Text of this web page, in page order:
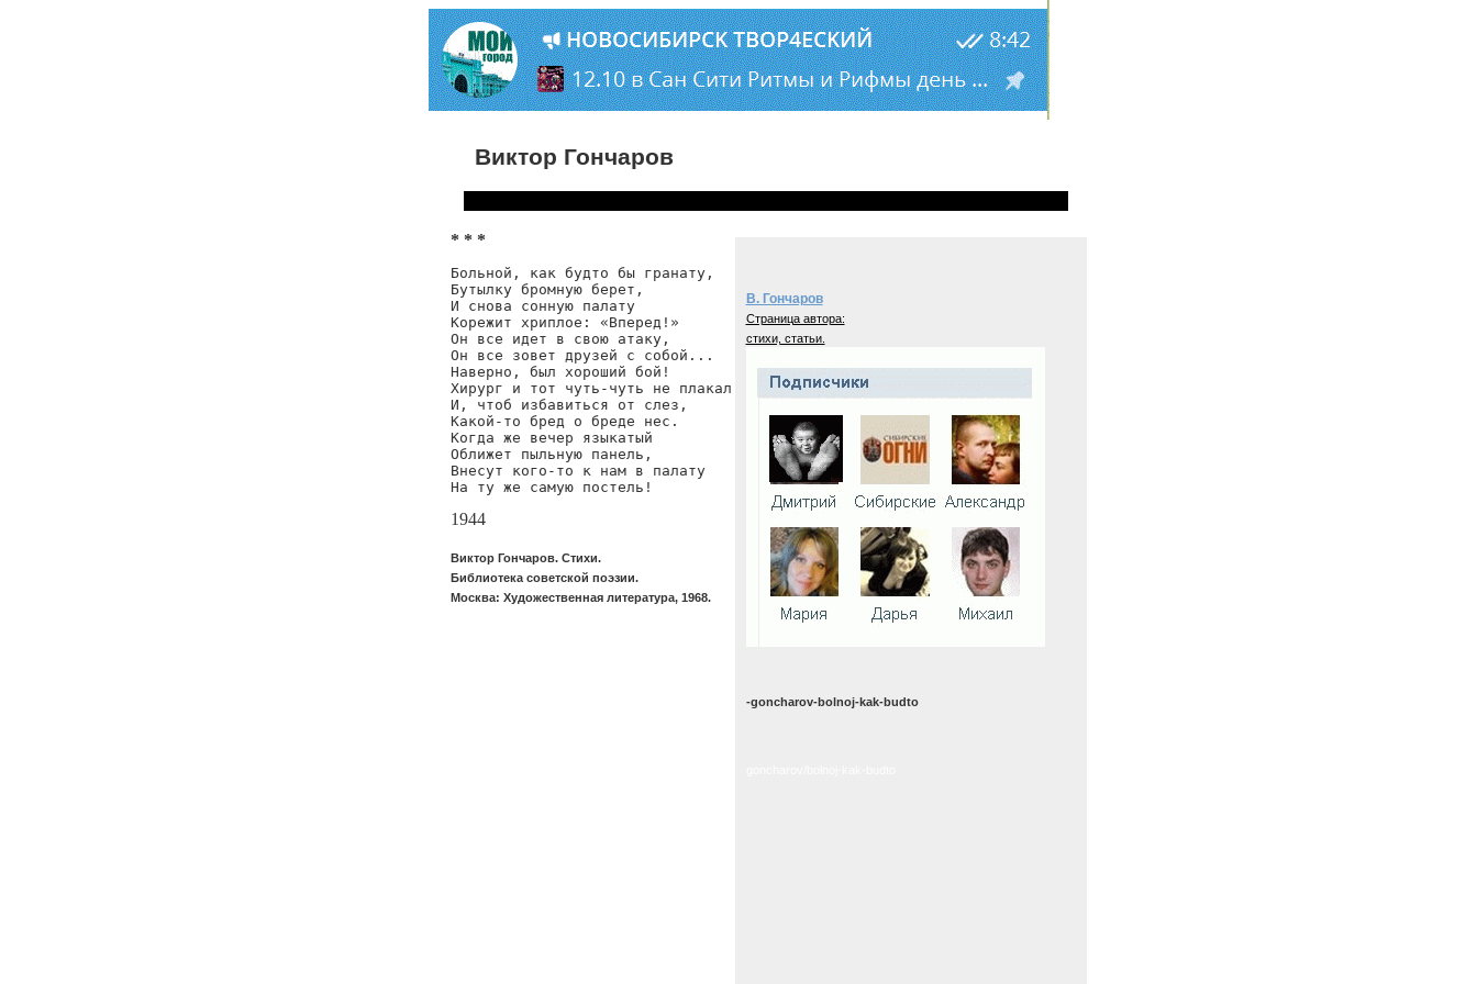
Виктор Гончаров
* * *
Больной, как будто бы гранату,
Бутылку бромную берет,
И снова сонную палату
Корежит хриплое: «Вперед!»
Он все идет в свою атаку,
Он все зовет друзей с собой...
Наверно, был хороший бой!
Хирург и тот чуть-чуть не плакал
И, чтоб избавиться от слез,
Какой-то бред о бреде нес.
Когда же вечер языкатый
Оближет пыльную панель,
Внесут кого-то к нам в палату
На ту же самую постель!
1944
Виктор Гончаров. Стихи.
Библиотека советской поэзии.
Москва: Художественная литература, 1968.
В. Гончаров
Страница автора:
стихи, статьи.
-goncharov-bolnoj-kak-budto